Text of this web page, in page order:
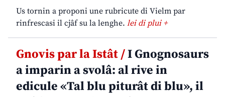
Us tornin a proponi une rubricute di Vielm par
rinfrescasi il cjâf su la lenghe. lei di plui +
Gnovis par la Istât /I Gnognosaurs
a imparin a svolâ: al rive in
edicule «Tal blu piturât di blu», il